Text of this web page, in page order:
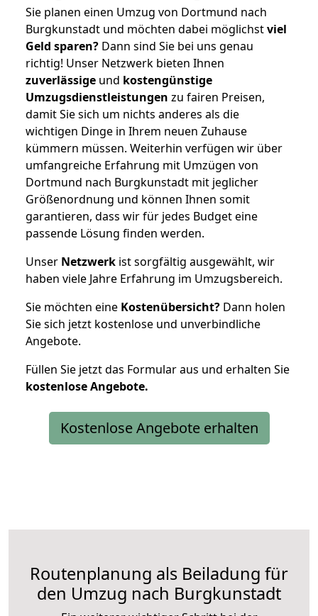
Sie planen einen Umzug von Dortmund nach
Burgkunstadt und möchten dabei möglichstviel
Geld sparen? Dann sind Sie bei uns genau
richtig! Unser Netzwerk bieten Ihnen
zuverlässige und kostengünstige
Umzugsdienstleistungen zu fairen Preisen,
damit Sie sich um nichts anderes als die
wichtigen Dinge in Ihrem neuen Zuhause
kümmern müssen. Weiterhin verfügen wir über
umfangreiche Erfahrung mit Umzügen von
Dortmund nach Burgkunstadt mit jeglicher
Größenordnung und können Ihnen somit
garantieren, dass wir für jedes Budget eine
passende Lösung finden werden.
Unser Netzwerk ist sorgfältig ausgewählt, wir
haben viele Jahre Erfahrung im Umzugsbereich.
Sie möchten eine Kostenübersicht? Dann holen
Sie sich jetzt kostenlose und unverbindliche
Angebote.
Füllen Sie jetzt das Formular aus und erhalten Sie
kostenloseAngebote.
Kostenlose Angebote erhalten
Routenplanung als Beiladung für
den Umzug nach Burgkunstadt